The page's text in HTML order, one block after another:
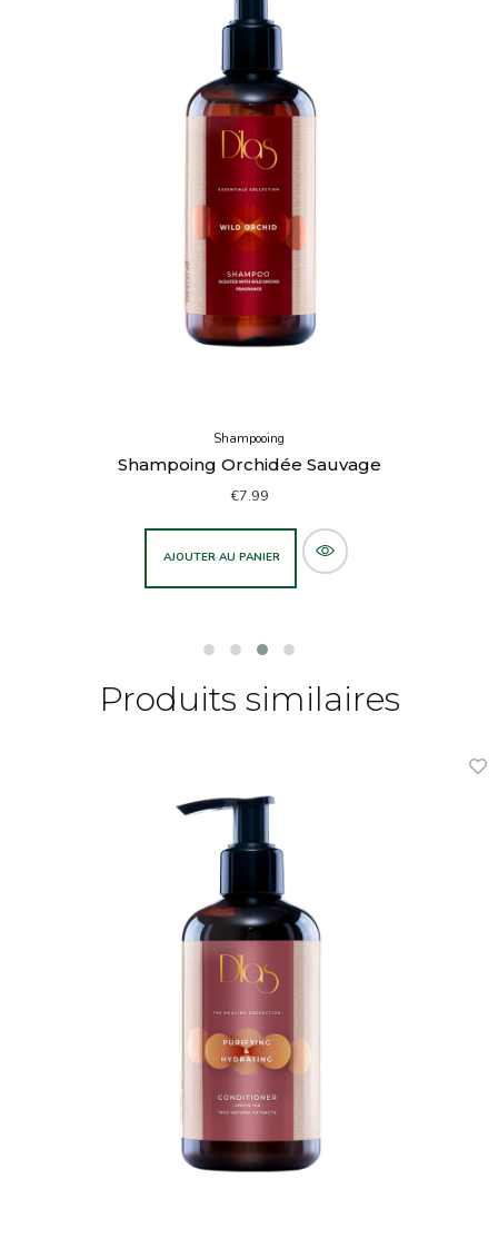
Shampooing
Shampoing Orchidée Sauvage
€7.99
AJOUTER AU PANIER
Produits similaires